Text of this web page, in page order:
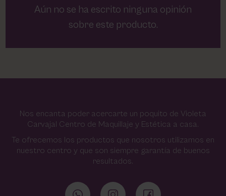
Aún no se ha escrito ninguna opinión
sobre este producto.
Nos encanta poder acercarte un poquito de Violeta
Carvajal Centro de Maquillaje y Estética a casa.
Te ofrecemos los productos que nosotros utilizamos en
nuestro centro y que son siempre garantía de buenos
resultados.